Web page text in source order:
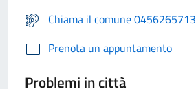
Chiama il comune 0456265713
Prenota un appuntamento
Problemi in città